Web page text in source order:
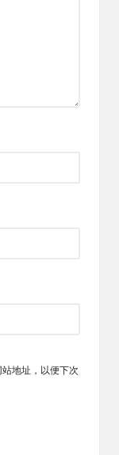
地址，以便下次